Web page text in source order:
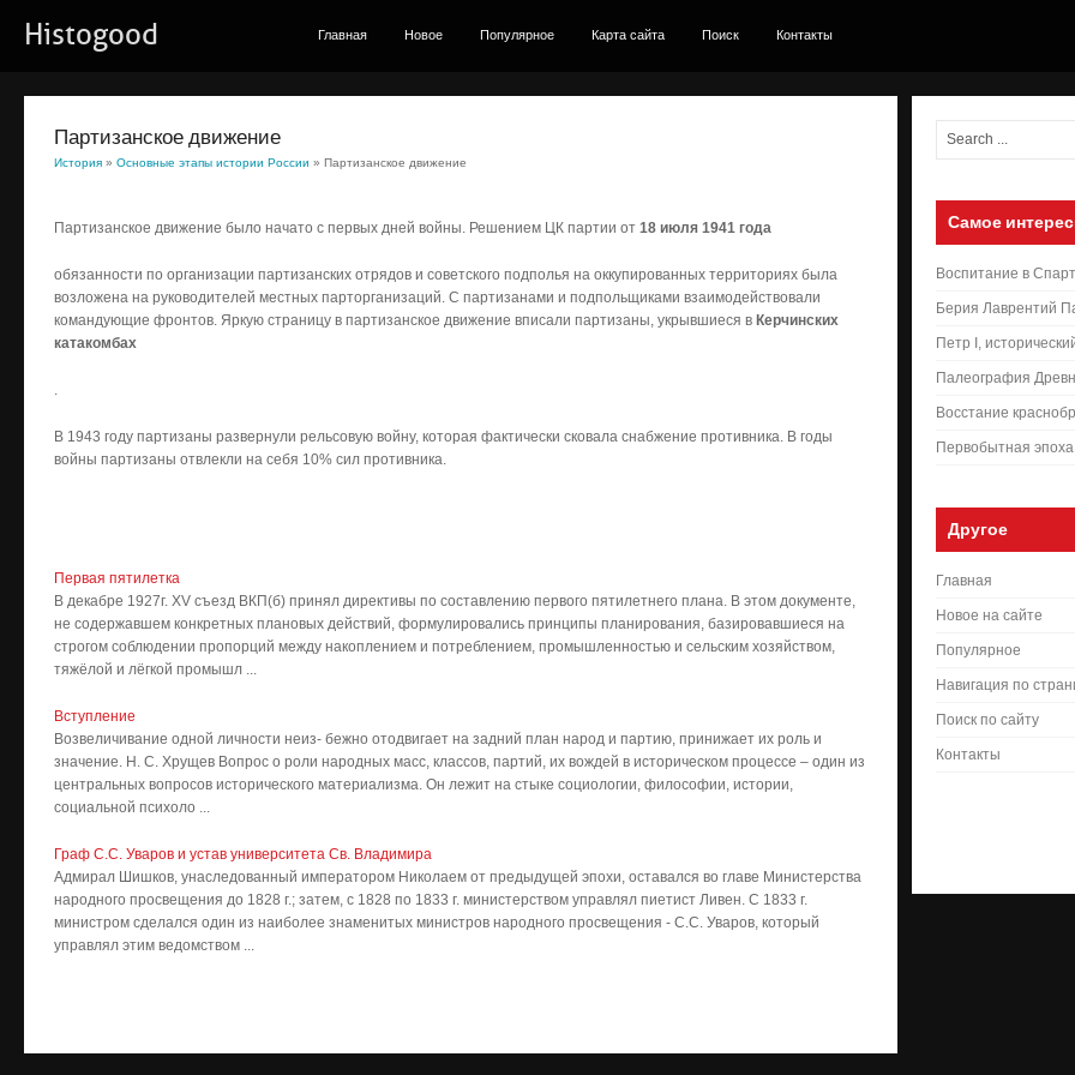
Histogood Главная Новое Популярное Карта сайта Поиск Контакты
Партизанское движение
История » Основные этапы истории России » Партизанское движение
Партизанское движение было начато с первых дней войны. Решением ЦК партии от 18 июля 1941 года
обязанности по организации партизанских отрядов и советского подполья на оккупированных территориях была
возложена на руководителей местных парторганизаций. С партизанами и подпольщиками взаимодействовали
командующие фронтов. Яркую страницу в партизанское движение вписали партизаны, укрывшиеся в Керчинских
катакомбах
.
В 1943 году партизаны развернули рельсовую войну, которая фактически сковала снабжение противника. В годы
войны партизаны отвлекли на себя 10% сил противника.
Первая пятилетка
В декабре 1927г. XV съезд ВКП(б) принял директивы по составлению первого пятилетнего плана. В этом документе,
не содержавшем конкретных плановых действий, формулировались принципы планирования, базировавшиеся на
строгом соблюдении пропорций между накоплением и потреблением, промышленностью и сельским хозяйством,
тяжёлой и лёгкой промышл ...
Вступление
Возвеличивание одной личности неиз- бежно отодвигает на задний план народ и партию, принижает их роль и
значение. Н. С. Хрущев Вопрос о роли народных масс, классов, партий, их вождей в историческом процессе – один из
центральных вопросов исторического материализма. Он лежит на стыке социологии, философии, истории,
социальной психоло ...
Граф С.С. Уваров и устав университета Св. Владимира
Адмирал Шишков, унаследованный императором Николаем от предыдущей эпохи, оставался во главе Министерства
народного просвещения до 1828 г.; затем, с 1828 по 1833 г. министерством управлял пиетист Ливен. С 1833 г.
министром сделался один из наиболее знаменитых министров народного просвещения - С.С. Уваров, который
управлял этим ведомством ...
Самое
Воспитание в
Берия Лаврентий
Петр I,
Палеография
Восстание
Первобытная
Другое
Главная
Новое на сайте
Популярное
Навигация по
Поиск по сайту
Контакты